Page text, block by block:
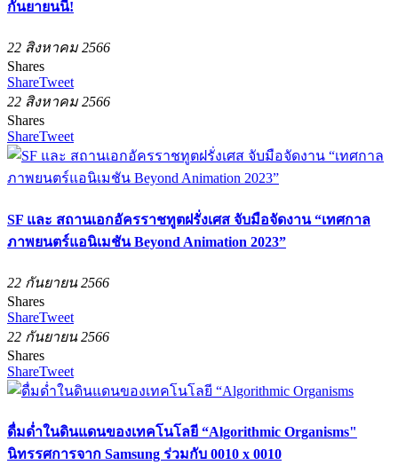
กันยายนนี้!
22 สิงหาคม 2566
Shares
ShareTweet
22 สิงหาคม 2566
Shares
ShareTweet
SF และ สถานเอกอัครราชทูตฝรั่งเศส จับมือจัดงาน “เทศกาล
ภาพยนตร์แอนิเมชัน Beyond Animation 2023”
22 กันยายน 2566
Shares
ShareTweet
22 กันยายน 2566
Shares
ShareTweet
ดื่มด่ำในดินแดนของเทคโนโลยี “Algorithmic Organisms"
นิทรรศการจาก Samsung ร่วมกับ 0010 x 0010